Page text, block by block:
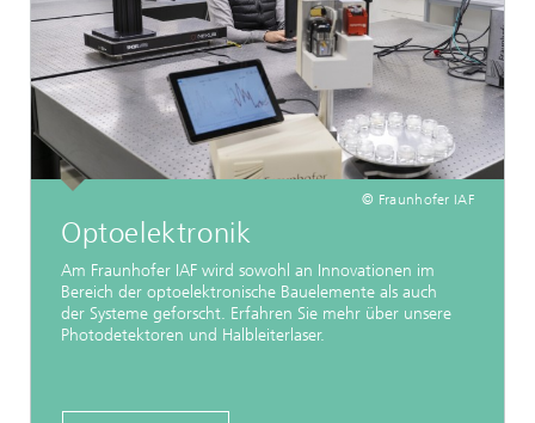
© Fraunhofer IAF
Optoelektronik
Am Fraunhofer IAF wird sowohl an Innovationen im
Bereich der optoelektronische Bauelemente als auch
der Systeme geforscht. Erfahren Sie mehr über unsere
Photodetektoren und Halbleiterlaser.